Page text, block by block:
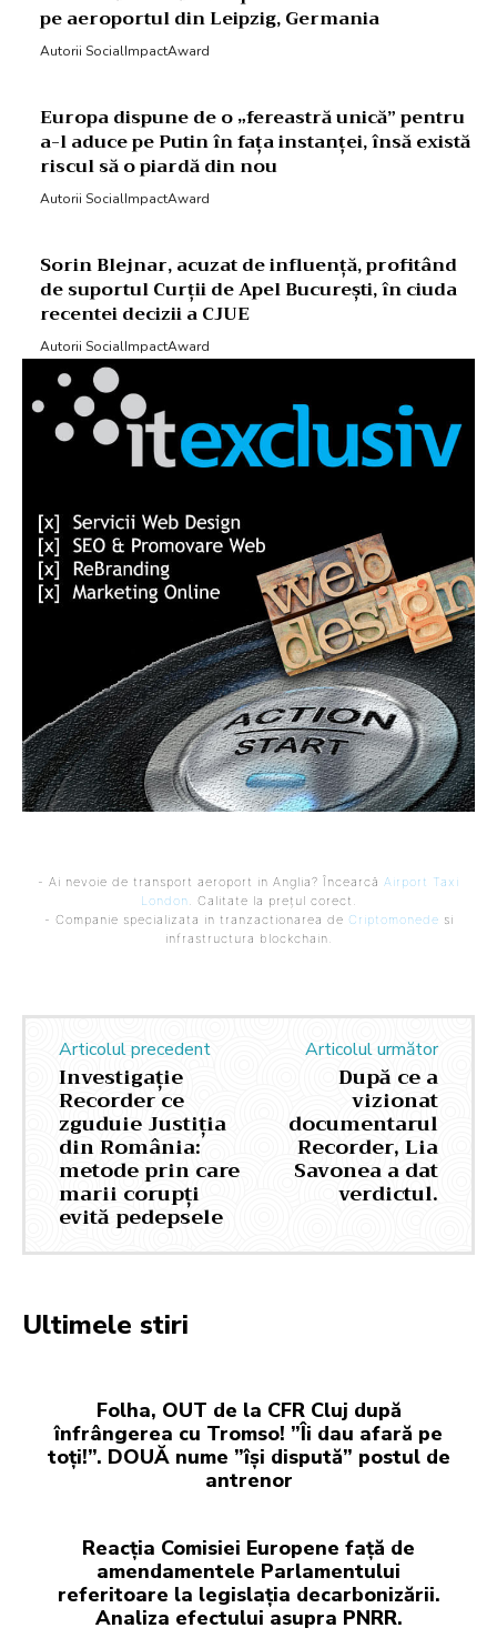
pe aeroportul din Leipzig, Germania
Autorii SocialImpactAward
Europa dispune de o „fereastră unică” pentru
a-l aduce pe Putin în fața instanței, însă există
riscul să o piardă din nou
Autorii SocialImpactAward
Sorin Blejnar, acuzat de influență, profitând
de suportul Curții de Apel București, în ciuda
recentei decizii a CJUE
Autorii SocialImpactAward
- Ai nevoie de transport aeroport in Anglia? Încearcă Airport Taxi
London. Calitate la prețul corect.
- Companie specializata in tranzactionarea de Criptomonede si
infrastructura blockchain.
Articolul precedent
Investigație
Recorder ce
zguduie Justiția
din România:
metode prin care
marii corupți
evită pedepsele
Articolul următor
După ce a
vizionat
documentarul
Recorder, Lia
Savonea a dat
verdictul.
Ultimele stiri
Folha, OUT de la CFR Cluj după
înfrângerea cu Tromso! ”Îi dau afară pe
toți!”. DOUĂ nume ”își dispută” postul de
antrenor
Reacția Comisiei Europene față de
amendamentele Parlamentului
referitoare la legislația decarbonizării.
Analiza efectului asupra PNRR.